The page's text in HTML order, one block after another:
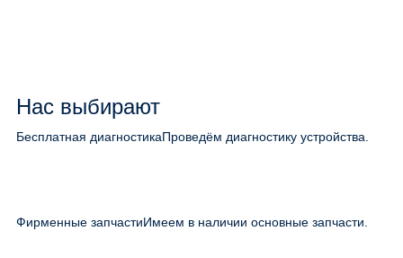
Нас выбирают
Бесплатная диагностикаПроведём диагностику устройства.
Фирменные запчастиИмеем в наличии основные запчасти.